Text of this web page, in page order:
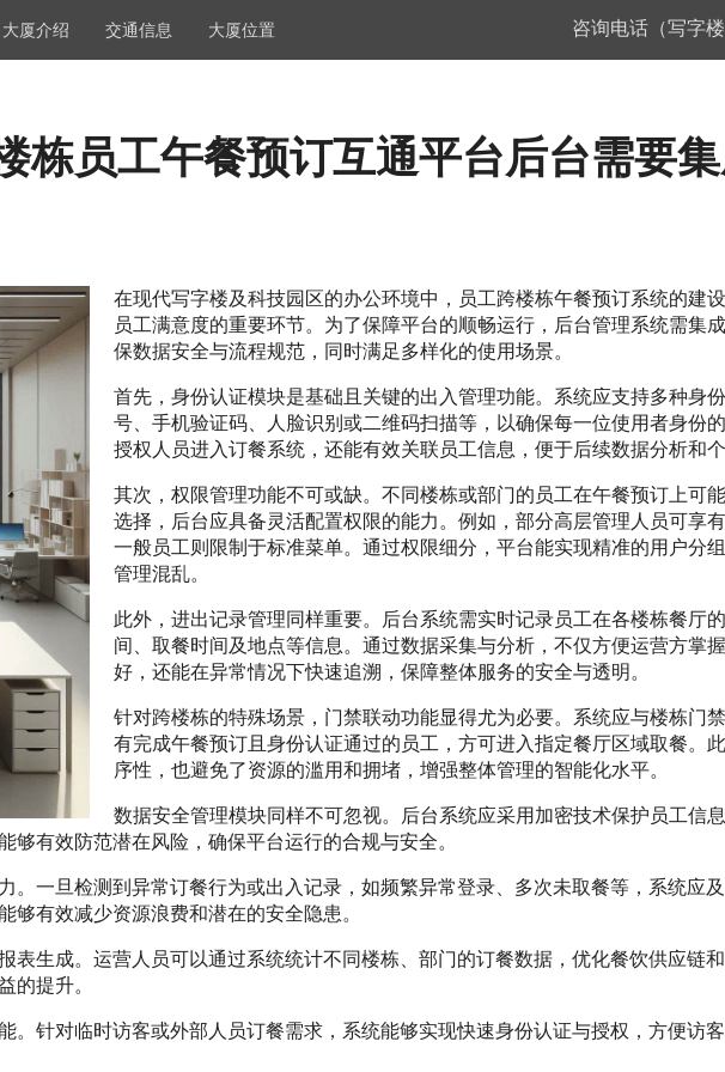
大厦介绍 交通信息 大厦位置 咨询电话（写字
栋员工午餐预订互通平台后台需要
在现代写字楼及科技园区的办公环境中，员工跨楼栋午餐预订系统的建
员工满意度的重要环节。为了保障平台的顺畅运行，后台管理系统需集
保数据安全与流程规范，同时满足多样化的使用场景。
首先，身份认证模块是基础且关键的出入管理功能。系统应支持多种身
号、手机验证码、人脸识别或二维码扫描等，以确保每一位使用者身份
授权人员进入订餐系统，还能有效关联员工信息，便于后续数据分析和个
其次，权限管理功能不可或缺。不同楼栋或部门的员工在午餐预订上可
选择，后台应具备灵活配置权限的能力。例如，部分高层管理人员可享
一般员工则限制于标准菜单。通过权限细分，平台能实现精准的用户分
管理混乱。
此外，进出记录管理同样重要。后台系统需实时记录员工在各楼栋餐厅
间、取餐时间及地点等信息。通过数据采集与分析，不仅方便运营方掌
好，还能在异常情况下快速追溯，保障整体服务的安全与透明。
针对跨楼栋的特殊场景，门禁联动功能显得尤为必要。系统应与楼栋门
有完成午餐预订且身份认证通过的员工，方可进入指定餐厅区域取餐。
序性，也避免了资源的滥用和拥堵，增强整体管理的智能化水平。
数据安全管理模块同样不可忽视。后台系统应采用加密技术保护员工信
有效防范潜在风险，确保平台运行的合规与安全。
。一旦检测到异常订餐行为或出入记录，如频繁异常登录、多次未取餐等，系统应
有效减少资源浪费和潜在的安全隐患。
表生成。运营人员可以通过系统统计不同楼栋、部门的订餐数据，优化餐饮供应链
的提升。
。针对临时访客或外部人员订餐需求，系统能够实现快速身份认证与授权，方便访